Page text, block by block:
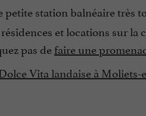
petite station balnéaire très
et locations sur la
pas defaire une
Vita landaise à Moliets-